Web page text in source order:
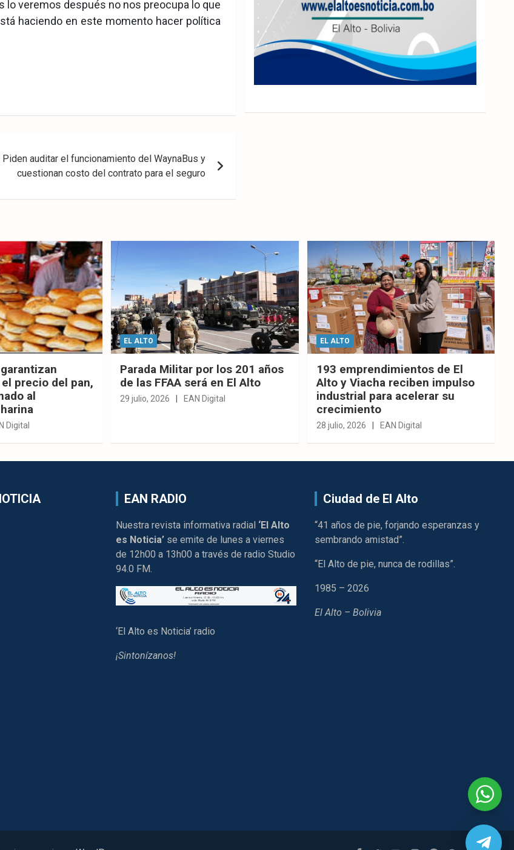
lo veremos después no nos preocupa lo que
haciendo en este momento hacer política
Piden auditar el funcionamiento del WaynaBus y
cuestionan costo del contrato para el seguro
precio del pan,
al
Digital
EL ALTO
Parada Militar por los 201 años
de las FFAA será en El Alto
29 julio, 2026 EAN Digital
EL ALTO
193 emprendimientos de El
Alto y Viacha reciben impulso
industrial para acelerar su
crecimiento
28 julio, 2026 EAN Digital
EAN RADIO
Nuestra revista informativa radial ‘El Alto
es Noticia’ se emite de lunes a viernes
de 12h00 a 13h00 a través de radio Studio
94.0 FM.
‘El Alto es Noticia’ radio
¡Sintonízanos!
Ciudad de El Alto
“41 años de pie, forjando esperanzas y
sembrando amistad”.
“El Alto de pie, nunca de rodillas”.
1985 – 2026
El Alto – Bolivia